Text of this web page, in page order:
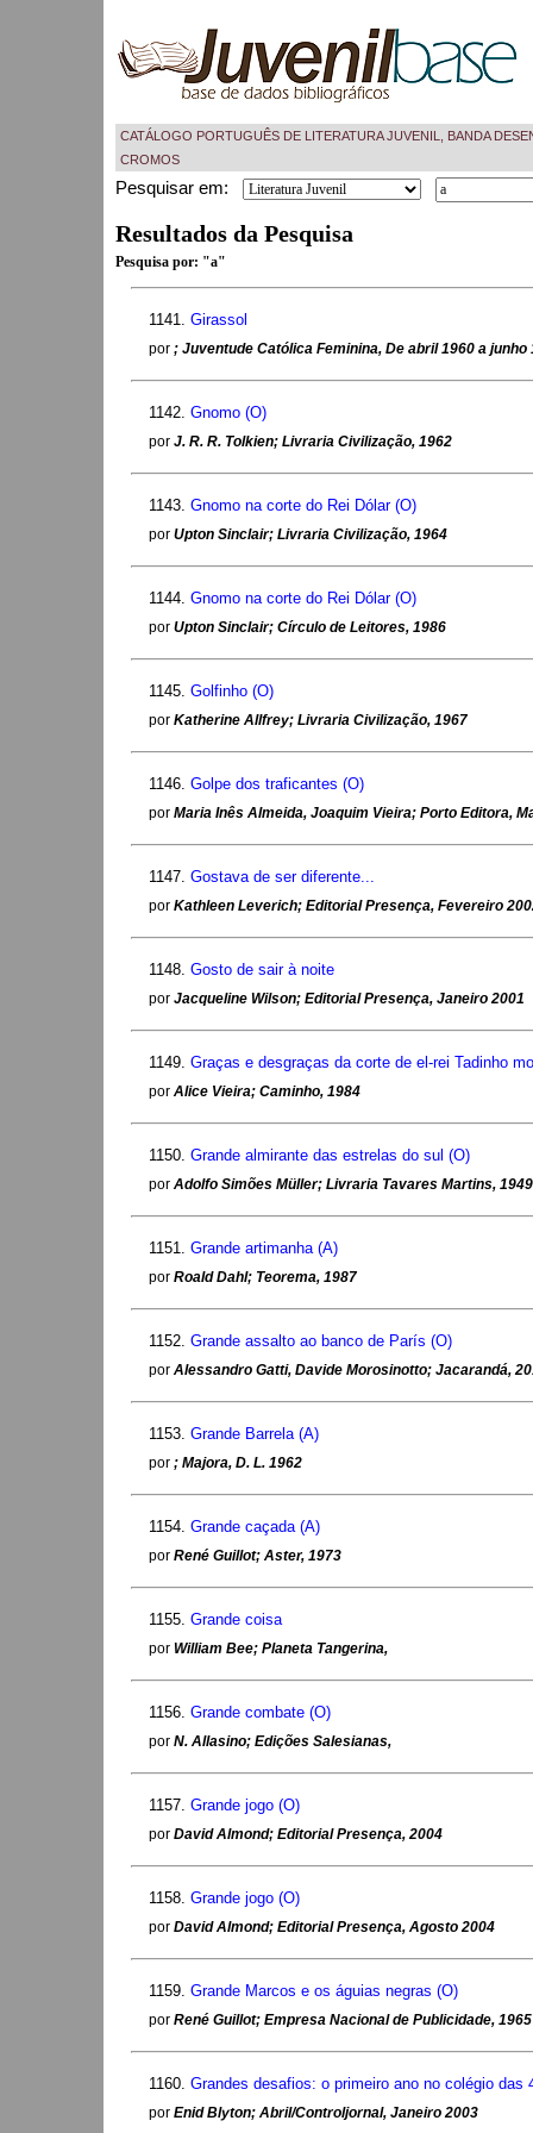
CATÁLOGO PORTUGUÊS DE LITERATURA JUVENIL, BANDA
CROMOS
Pesquisar em:
Resultados da Pesquisa
Pesquisa por: "a"
1141. Girassol
por ; Juventude Católica Feminina, De abril 1960 a junho
1142. Gnomo (O)
por J. R. R. Tolkien; Livraria Civilização, 1962
1143. Gnomo na corte do Rei Dólar (O)
por Upton Sinclair; Livraria Civilização, 1964
1144. Gnomo na corte do Rei Dólar (O)
por Upton Sinclair; Círculo de Leitores, 1986
1145. Golfinho (O)
por Katherine Allfrey; Livraria Civilização, 1967
1146. Golpe dos traficantes (O)
por Maria Inês Almeida, Joaquim Vieira; Porto Editora,
1147. Gostava de ser diferente...
por Kathleen Leverich; Editorial Presença, Fevereiro
1148. Gosto de sair à noite
por Jacqueline Wilson; Editorial Presença, Janeiro 2001
1149. Graças e desgraças da corte de el-rei Tadinho
por Alice Vieira; Caminho, 1984
1150. Grande almirante das estrelas do sul (O)
por Adolfo Simões Müller; Livraria Tavares Martins, 1949
1151. Grande artimanha (A)
por Roald Dahl; Teorema, 1987
1152. Grande assalto ao banco de París (O)
por Alessandro Gatti, Davide Morosinotto; Jacarandá,
1153. Grande Barrela (A)
por ; Majora, D. L. 1962
1154. Grande caçada (A)
por René Guillot; Aster, 1973
1155. Grande coisa
por William Bee; Planeta Tangerina,
1156. Grande combate (O)
por N. Allasino; Edições Salesianas,
1157. Grande jogo (O)
por David Almond; Editorial Presença, 2004
1158. Grande jogo (O)
por David Almond; Editorial Presença, Agosto 2004
1159. Grande Marcos e os águias negras (O)
por René Guillot; Empresa Nacional de Publicidade, 1965
1160. Grandes desafios: o primeiro ano no colégio das
por Enid Blyton; Abril/Controljornal, Janeiro 2003